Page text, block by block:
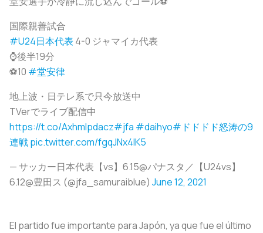
国際親善試合
#U24日本代表 4-0 ジャマイカ代表
⌚️後半19分
⚽️10 #堂安律
地上波・日テレ系で只今放送中
TVerでライブ配信中
https://t.co/Axhmlpdacz#jfa #daihyo#ドドドド怒涛の9
連戦pic.twitter.com/fgqJNx4IK5
— サッカー日本代表【vs】6.15@パナスタ／【U24vs】
6.12@豊田ス (@jfa_samuraiblue) June 12, 2021
El partido fue importante para Japón, ya que fue el último